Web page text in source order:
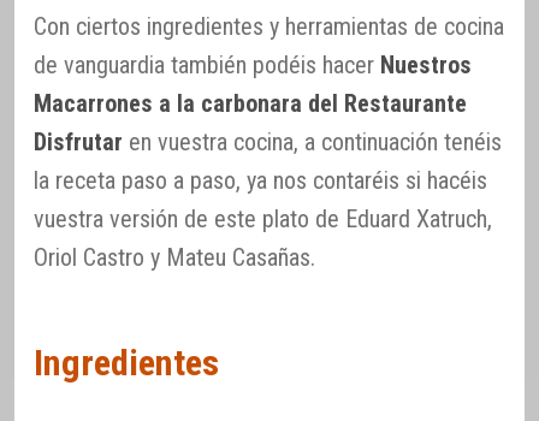
Con ciertos ingredientes y herramientas de cocina
de vanguardia también podéis hacer Nuestros
Macarrones a la carbonara del Restaurante
Disfrutar en vuestra cocina, a continuación tenéis
la receta paso a paso, ya nos contaréis si hacéis
vuestra versión de este plato de Eduard Xatruch,
Oriol Castro y Mateu Casañas.
Ingredientes